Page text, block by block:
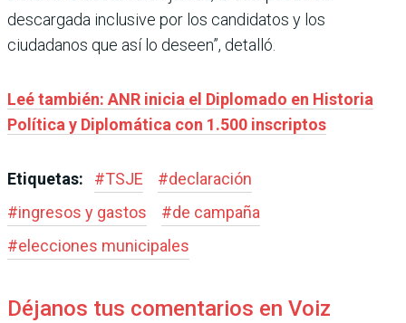
descargada inclusive por los candidatos y los
ciudadanos que así lo deseen”, detalló.
Leé también: ANR inicia el Diplomado en Historia
Política y Diplomática con 1.500 inscriptos
Etiquetas: #TSJE #declaración
#ingresos y gastos #de campaña
#elecciones municipales
Déjanos tus comentarios en Voiz